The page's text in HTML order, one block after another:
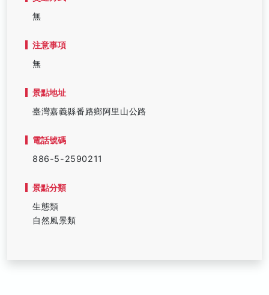
無
注意事項
無
景點地址
臺灣嘉義縣番路鄉阿里山公路
電話號碼
886-5-2590211
景點分類
生態類
自然風景類